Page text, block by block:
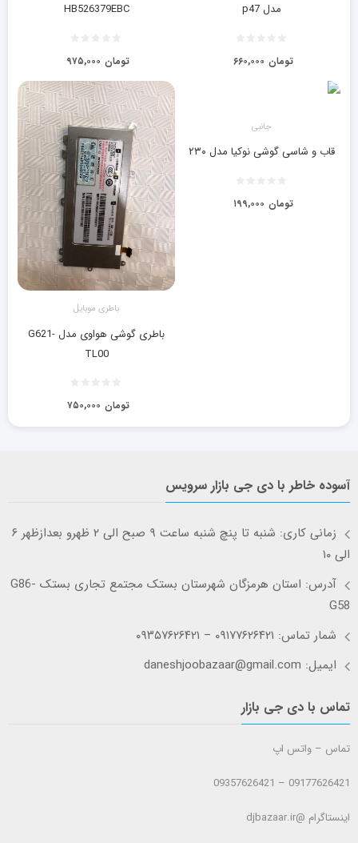
مدل p47
۶۶۰,۰۰۰ تومان
HB526379EBC
۹۷۵,۰۰۰ تومان
جانبی
قاب و شاسی گوشی نوکیا مدل ۲۳۰
۱۹۹,۰۰۰ تومان
باطری موبایل
باطری گوشی هواوی مدل G621-
TL00
۷۵۰,۰۰۰ تومان
آسوده خاطر با دی جی بازار سرویس
زمانی کاری: شنبه تا پنچ شنبه ساعت ۹ صبح الی ۲ ظهرو بعدازظهر ۶
الی ۱۰
آدرس: استان هرمزگان شهرستان بستک مجتمع تجاری بستک G86-
G58
شمار تماس: ۰۹۱۷۷۶۲۶۴۲۱ – ۰۹۳۵۷۶۲۶۴۲۱
ایمیل: daneshjoobazaar@gmail.com
تماس با دی جی بازار
تماس – واتس اپ
09177626421 – 09357626421
اینستاگرام @djbazaar.ir